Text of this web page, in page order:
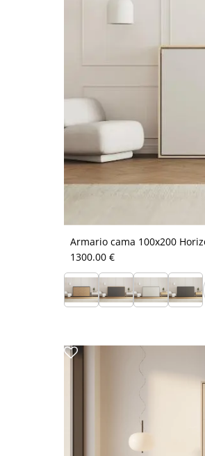
Armario cama 100x200
1300.00 €